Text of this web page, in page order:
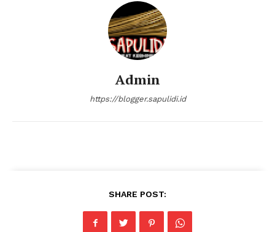
Admin
https://blogger.sapulidi.id
SHARE POST: